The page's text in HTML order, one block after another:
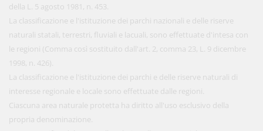
della L. 5 agosto 1981, n. 453.
La classificazione e l'istituzione dei parchi nazionali e delle riserve
naturali statali, terrestri, fluviali e lacuali, sono effettuate d'intesa con
le regioni (Comma così sostituito dall'art. 2, comma 23, L. 9 dicembre
1998, n. 426).
La classificazione e l'istituzione dei parchi e delle riserve naturali di
interesse regionale e locale sono effettuate dalle regioni.
Ciascuna area naturale protetta ha diritto all'uso esclusivo della
propria denominazione.